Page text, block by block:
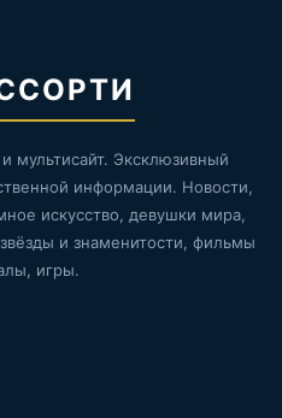
мультисайт. Эксклюзивный
информации. Новости,
искусство, девушки мира,
и знаменитости, фильмы
игры.